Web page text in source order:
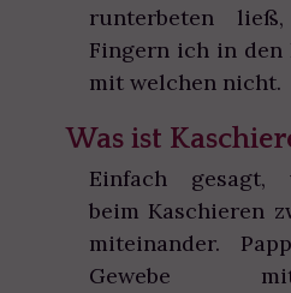
runterbeten
Fingern ich in den
mit welchen nicht.
Was ist
Einfach gesagt,
beim Kaschieren
miteinander.
Gewebe